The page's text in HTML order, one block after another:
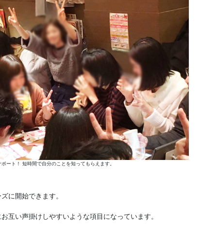
ート！ 短時間で自分のことを知ってもらえます。
に開始できます。
互い声掛けしやすいような項目になっています。